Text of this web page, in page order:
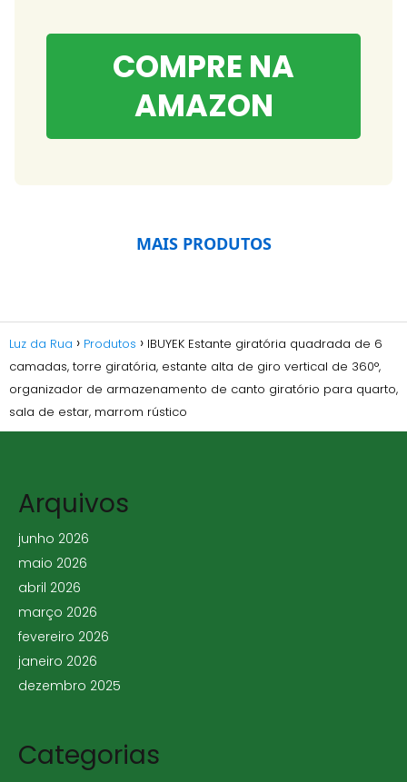
COMPRE NA
AMAZON
MAIS PRODUTOS
Luz da Rua Produtos
IBUYEK Estante giratória quadrada de 6
camadas, torre giratória, estante alta de giro vertical de 360°,
organizador de armazenamento de canto giratório para quarto,
sala de estar, marrom rústico
Arquivos
junho 2026
maio 2026
abril 2026
março 2026
fevereiro 2026
janeiro 2026
dezembro 2025
Categorias